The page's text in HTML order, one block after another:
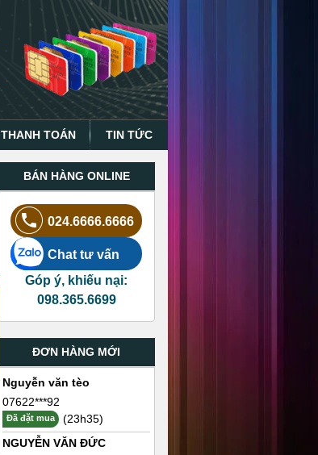
THANH TOÁN TIN TỨC
BÁN HÀNG ONLINE
024.6666.6666
Chat tư vấn
Góp ý, khiếu nại:
098.365.6699
ĐƠN HÀNG MỚI
Nguyễn văn tèo
07622***92
Đã đặt mua
(23h35)
NGUYỄN VĂN ĐỨC